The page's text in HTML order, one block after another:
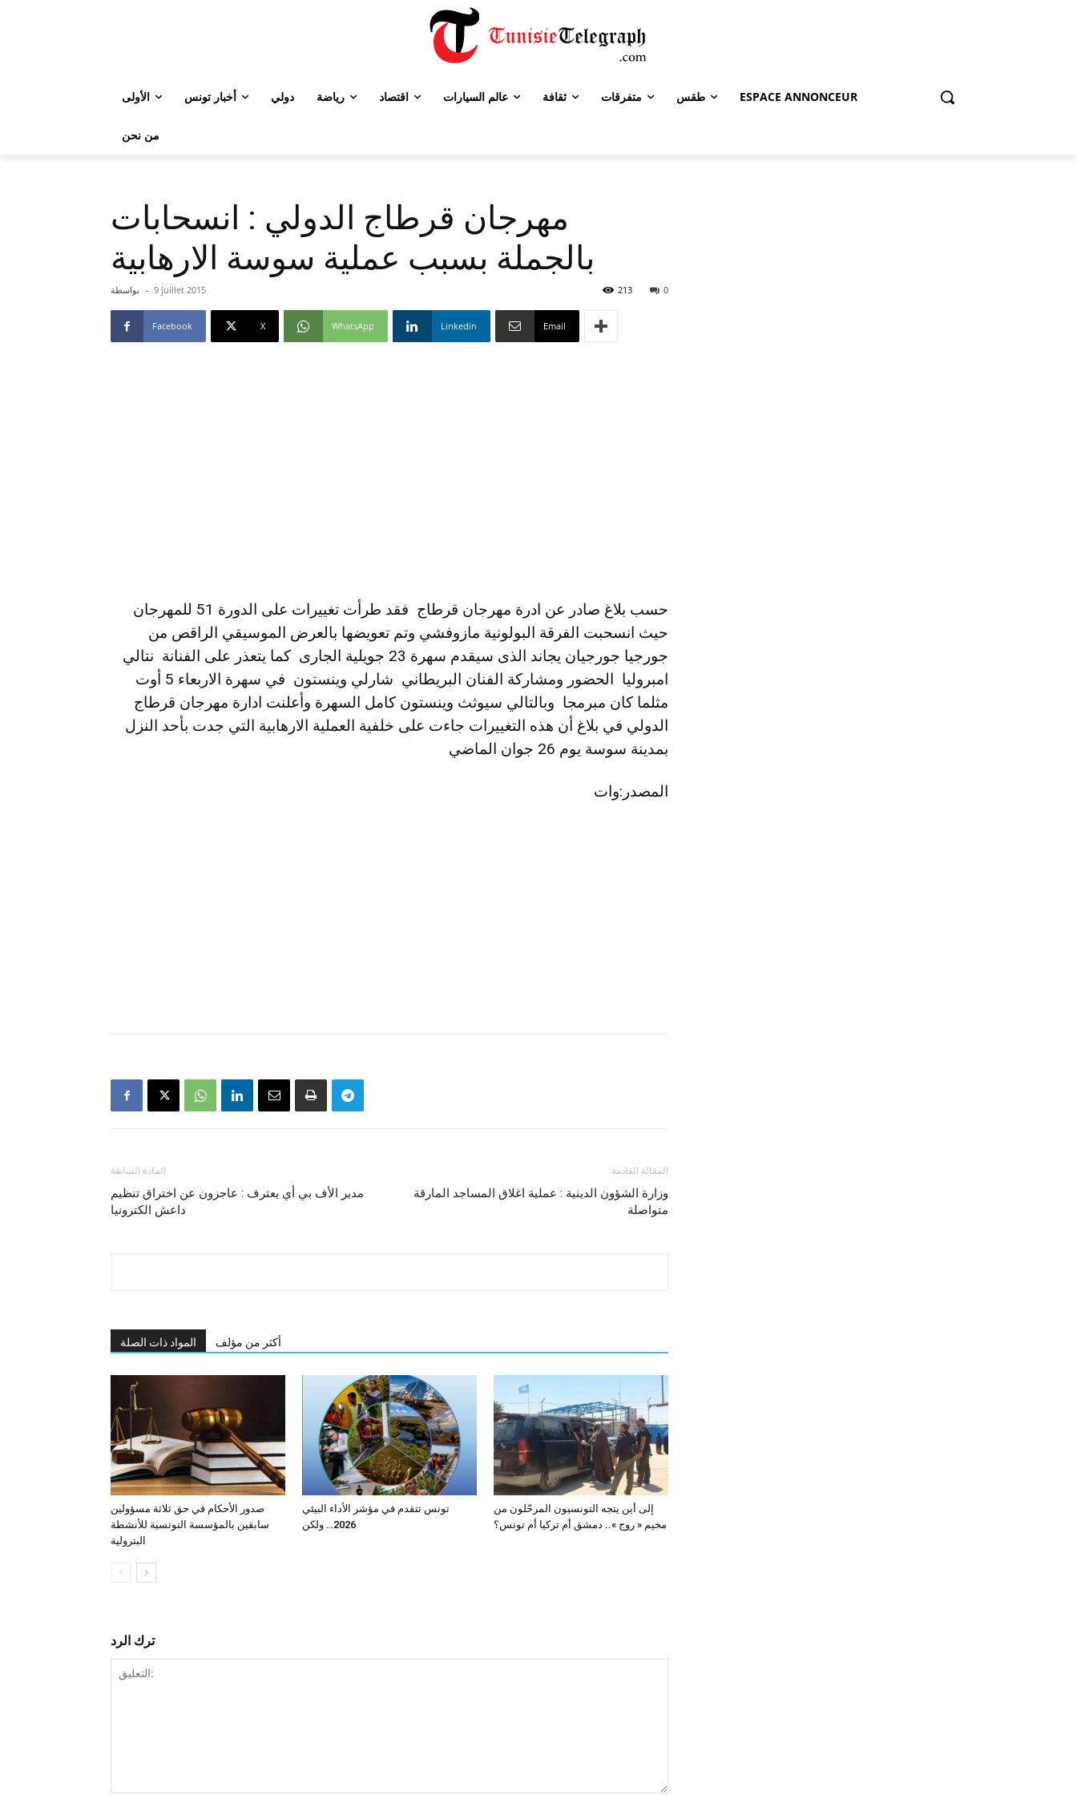
الأولى أخبار تونس دولي رياضة اقتصاد عالم السيارات ثقافة متفرقات طقس ESPACE ANNONCEUR
من نحن
مهرجان قرطاج الدولي : انسحابات
بالجملة بسبب عملية سوسة الارهابية
بواسطة - 9 juillet 2015 0
213
Facebook X WhatsApp Linkedin Email
حسب بلاغ صادر عن ادرة مهرجان قرطاج فقد طرأت تغييرات على الدورة 51 للمهرجان
حيث انسحبت الفرقة البولونية مازوفشي وتم تعويضها بالعرض الموسيقي الراقص من
جورجيا جورجيان يجاند الذى سيقدم سهرة 23 جويلية الجارى كما يتعذر على الفنانة نتالي
امبروليا الحضور ومشاركة الفنان البريطاني شارلي وينستون في سهرة الاربعاء 5 أوت
مثلما كان مبرمجا وبالتالي سيوثث وينستون كامل السهرة وأعلنت ادارة مهرجان قرطاج
الدولي في بلاغ أن هذه التغييرات جاءت على خلفية العملية الارهابية التي جدت بأحد النزل
بمدينة سوسة يوم 26 جوان الماضي
المصدر:وات
المادة السابقة
مدير الأف بي أي يعترف : عاجزون عن اختراق تنظيم
داعش الكترونيا
المقالة القادمة
وزارة الشؤون الدينية : عملية اغلاق المساجد المارقة
متواصلة
المواد ذات الصلة أكثر من مؤلف
صدور الأحكام في حق ثلاثة مسؤولين
سابقين بالمؤسسة التونسية للأنشطة
البترولية
تونس تتقدم في مؤشر الأداء البيئي
2026… ولكن
إلى أين يتجه التونسيون المرحّلون من
مخيم « روج ».. دمشق أم تركيا أم تونس؟
ترك الرد